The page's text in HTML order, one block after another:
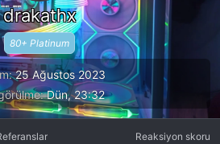
drakathx
80+ Platinum
25 Ağustos 2023
Dün, 23:32
Reaksiyon skoru